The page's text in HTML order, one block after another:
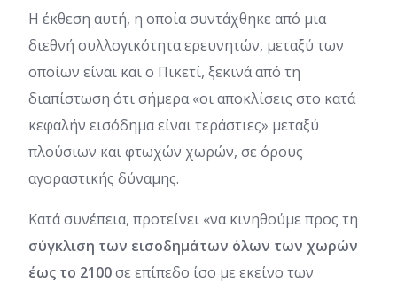
Η έκθεση αυτή, η οποία συντάχθηκε από μια
διεθνή συλλογικότητα ερευνητών, μεταξύ των
οποίων είναι και ο Πικετί, ξεκινά από τη
διαπίστωση ότι σήμερα «οι αποκλίσεις στο κατά
κεφαλήν εισόδημα είναι τεράστιες» μεταξύ
πλούσιων και φτωχών χωρών, σε όρους
αγοραστικής δύναμης.
Κατά συνέπεια, προτείνει «να κινηθούμε προς τη
σύγκλιση των εισοδημάτων όλων των χωρών
έως το 2100σε επίπεδο ίσο με εκείνο των